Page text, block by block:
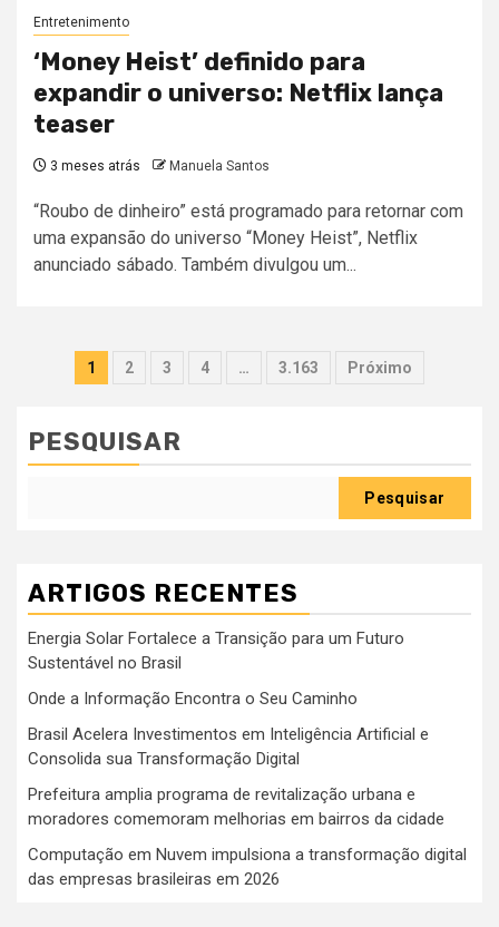
Entretenimento
‘Money Heist’ definido para
expandir o universo: Netflix lança
teaser
3 meses atrás Manuela Santos
“Roubo de dinheiro” está programado para retornar com
uma expansão do universo “Money Heist”, Netflix
anunciado sábado. Também divulgou um...
Paginação
conteúdos
1 2 3 4 … 3.163 Próximo
PESQUISAR
Pesquisar
ARTIGOS RECENTES
Energia Solar Fortalece a Transição para um Futuro
Sustentável no Brasil
Onde a Informação Encontra o Seu Caminho
Brasil Acelera Investimentos em Inteligência Artificial e
Consolida sua Transformação Digital
Prefeitura amplia programa de revitalização urbana e
moradores comemoram melhorias em bairros da cidade
Computação em Nuvem impulsiona a transformação digital
das empresas brasileiras em 2026